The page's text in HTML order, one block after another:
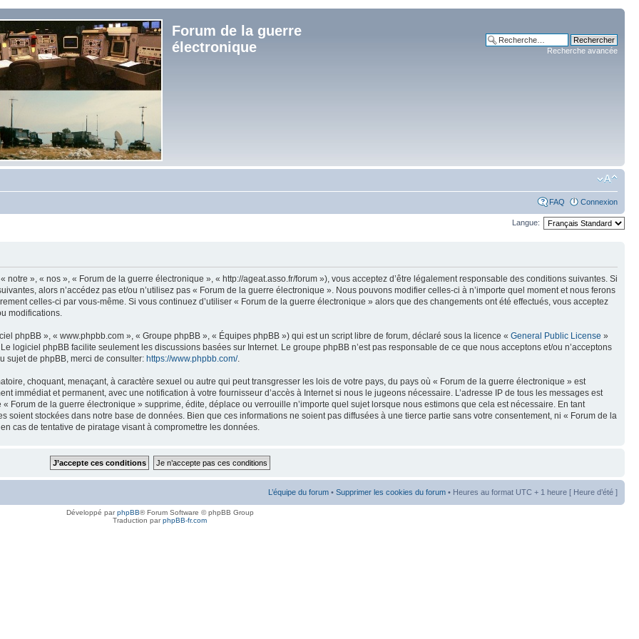
Forum de la guerre
électronique
Recherche avancée
FAQ Connexion
Langue:
», « nos », « Forum de la guerre électronique », « http://ageat.asso.fr/forum »), vous acceptez d’être légalement responsable des conditions suivantes. Si
alors n’accédez pas et/ou n’utilisez pas « Forum de la guerre électronique ». Nous pouvons modifier celles-ci à n’importe quel moment et nous ferons
celles-ci par vous-même. Si vous continuez d’utiliser « Forum de la guerre électronique » alors que des changements ont été effectués, vous acceptez
modifications.
phpBB », « www.phpbb.com », « Groupe phpBB », « Équipes phpBB ») qui est un script libre de forum, déclaré sous la licence « General Public License »
logiciel phpBB facilite seulement les discussions basées sur Internet. Le groupe phpBB n’est pas responsable de ce que nous acceptons et/ou n’acceptons
sujet de phpBB, merci de consulter: https://www.phpbb.com/.
choquant, menaçant, à caractère sexuel ou autre qui peut transgresser les lois de votre pays, du pays où « Forum de la guerre électronique » est
immédiat et permanent, avec une notification à votre fournisseur d’accès à Internet si nous le jugeons nécessaire. L’adresse IP de tous les messages est
Forum de la guerre électronique » supprime, édite, déplace ou verrouille n’importe quel sujet lorsque nous estimons que cela est nécessaire. En tant
soient stockées dans notre base de données. Bien que ces informations ne soient pas diffusées à une tierce partie sans votre consentement, ni « Forum de la
cas de tentative de piratage visant à compromettre les données.
L’équipe du forum • Supprimer les cookies du forum • Heures au format UTC + 1 heure [ Heure d’été ]
Développé parphpBB® Forum Software © phpBB Group
Traduction parphpBB-fr.com